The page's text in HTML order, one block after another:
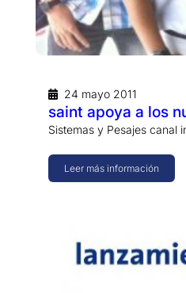
24 mayo 2011
saint apoya a los
Sistemas y Pesajes canal
Leer más información